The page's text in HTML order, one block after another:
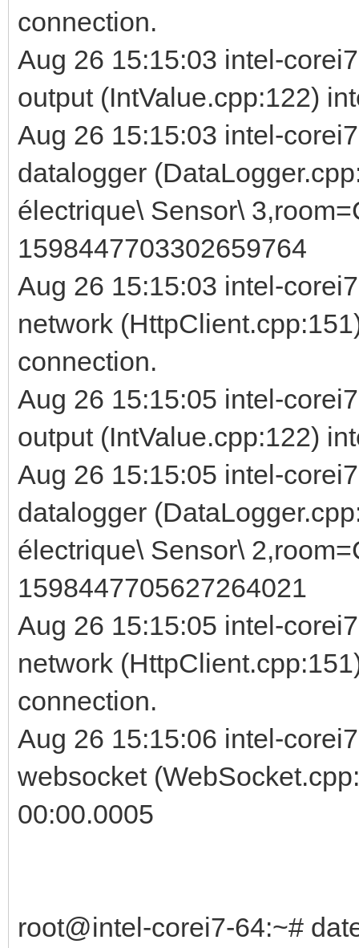
connection.
Aug 26 15:15:03 intel-
output (IntValue.cpp:122)
Aug 26 15:15:03 intel-
datalogger
électrique\ Sensor\
1598447703302659764
Aug 26 15:15:03 intel-
network
connection.
Aug 26 15:15:05 intel-
output (IntValue.cpp:122)
Aug 26 15:15:05 intel-
datalogger
électrique\ Sensor\
1598447705627264021
Aug 26 15:15:05 intel-
network
connection.
Aug 26 15:15:06 intel-
websocket
00:00.0005
root@intel-corei7-64:~#